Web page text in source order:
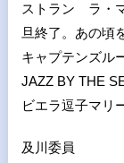
ストラン ラ・
旦終了。あの頃
キャプテンズル
JAZZ BY THE
ビエラ逗子マリ
及川委員